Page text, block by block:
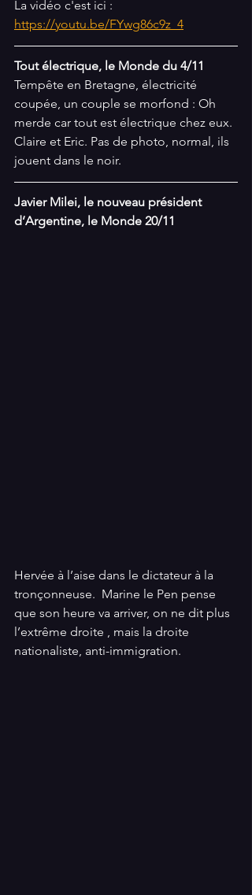
La vidéo c'est ici :
https://youtu.be/FYwg86c9z_4
Tout électrique, le Monde du 4/11
Tempête en Bretagne, électricité
coupée, un couple se morfond : Oh
merde car tout est électrique chez eux.
Claire et Eric. Pas de photo, normal, ils
jouent dans le noir.
Javier Milei, le nouveau président
d’Argentine, le Monde 20/11
Hervée à l’aise dans le dictateur à la
tronçonneuse.  Marine le Pen pense
que son heure va arriver, on ne dit plus
l’extrême droite , mais la droite
nationaliste, anti-immigration.